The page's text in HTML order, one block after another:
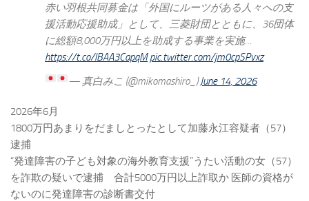
赤い羽根共同募金は「外国にルーツがある人々への支
援活動応援助成」として、三菱財団とともに、36団体
に総額8,000万円以上を助成する事業を実施…
https://t.co/lBAA3CapqM pic.twitter.com/jm0cpSPvxz
—真白みこ (@mikomashiro_)June 14, 2026
2026年6月
1800万円あまりをだましとったとして加藤永江容疑者（57）
逮捕
“発達障害の子ども対象の海外教育支援”うたい活動の女（57）
を詐欺の疑いで逮捕 合計5000万円以上詐取か 医師の資格が
ないのに発達障害の診断書交付